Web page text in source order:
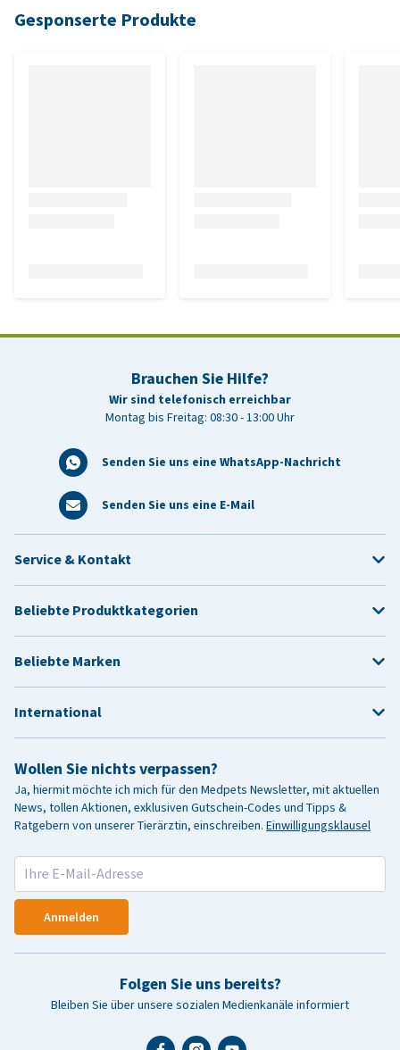
Gesponserte Produkte
Brauchen Sie Hilfe?
Wir sind telefonisch erreichbar
Montag bis Freitag: 08:30 - 13:00 Uhr
Senden Sie uns eine WhatsApp-Nachricht
Senden Sie uns eine E-Mail
Wollen Sie nichts verpassen?
Ja, hiermit möchte ich mich für den Medpets Newsletter, mit aktuellen
News, tollen Aktionen, exklusiven Gutschein-Codes und Tipps &
Ratgebern von unserer Tierärztin, einschreiben. Einwilligungsklausel
Anmelden
Folgen Sie uns bereits?
Bleiben Sie über unsere sozialen Medienkanäle informiert
Service & Kontakt
Beliebte Produktkategorien
Beliebte Marken
International